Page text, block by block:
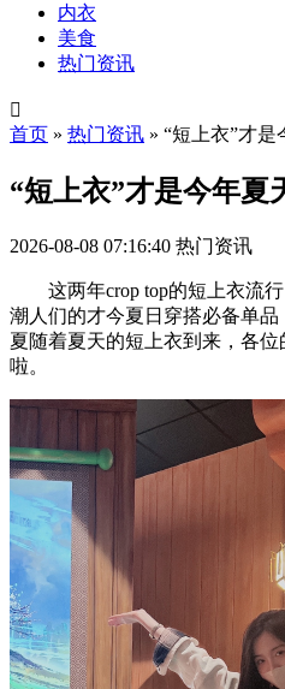
内衣
美食
热门资讯

首页 » 热门资讯 » “短上衣”才是
“短上衣”才是今年夏
2026-08-08 07:16:40 热门资讯
这两年crop top的短上衣流行
潮人们的才今夏日穿搭必备单
夏随着夏天的短上衣到来，各
啦。